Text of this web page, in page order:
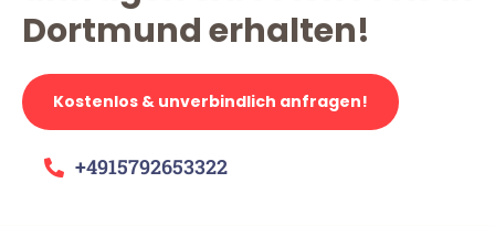
Dortmund erhalten!
Kostenlos & unverbindlich anfragen!
+4915792653322